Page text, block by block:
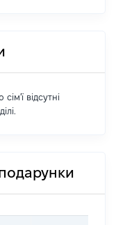
відсутні